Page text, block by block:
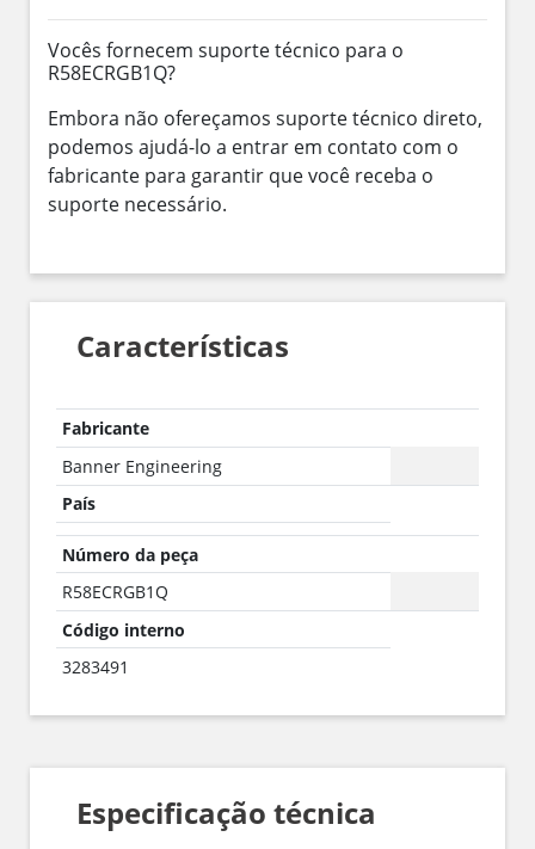
Vocês fornecem suporte técnico para o
R58ECRGB1Q?
Embora não ofereçamos suporte técnico direto,
podemos ajudá-lo a entrar em contato com o
fabricante para garantir que você receba o
suporte necessário.
Características
Fabricante
Banner Engineering
País
Número da peça
R58ECRGB1Q
Código interno
3283491
Especificação técnica